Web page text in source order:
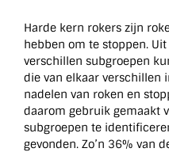
Harde kern rokers zijn
hebben om te stoppen.
verschillen subgroepen
die van elkaar verschillen
nadelen van roken en
daarom gebruik gemaakt
subgroepen te
gevonden. Zo’n 36% van